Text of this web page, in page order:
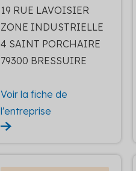
19 RUE LAVOISIER
ZONE INDUSTRIELLE
4 SAINT PORCHAIRE
79300 BRESSUIRE
Voir la fiche de
l'entreprise